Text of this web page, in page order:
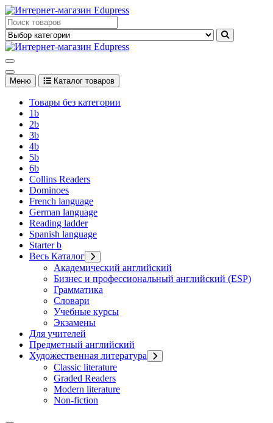
Перейти
к
содержимому
Edupress Uzbekistan, Edupress Узбекистан, книги, учебники на
английском языке
английском языке
Меню Каталог товаров
Товары без категории
1b
2b
3b
4b
5b
6b
Collins Readers
Dominoes
French language
German language
Reading ladder
Spanish language
Starter b
Весь Каталог
Академический английский
Бизнес и профессиональный английский (ESP)
Грамматика
Словари
Учебные курсы
Экзамены
Для учителей
Предметный английский
Художественная литература
Classic literature
Graded Readers
Modern literature
Non-fiction